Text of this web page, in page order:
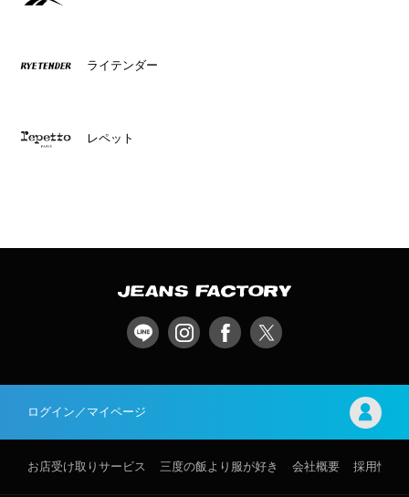
ライテンダー
レペット
ログイン／マイページ
お店受け取りサービス 三度の飯より服が好き 会社概要 採用情報